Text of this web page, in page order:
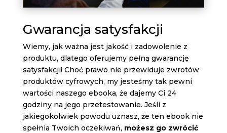
Gwarancja satysfakcji
Wiemy, jak ważna jest jakość i zadowolenie z
produktu, dlatego oferujemy pełną gwarancję
satysfakcji! Choć prawo nie przewiduje zwrotów
produktów cyfrowych, my jesteśmy tak pewni
wartości naszego ebooka, że dajemy Ci 24
godziny na jego przetestowanie. Jeśli z
jakiegokolwiek powodu uznasz, że ten ebook nie
spełnia Twoich oczekiwań, możesz go zwrócić